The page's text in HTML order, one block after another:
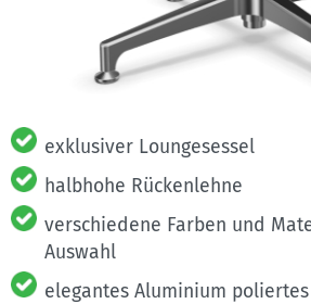
exklusiver Loungesessel
halbhohe Rückenlehne
verschiedene Farben und
Auswahl
elegantes Aluminium